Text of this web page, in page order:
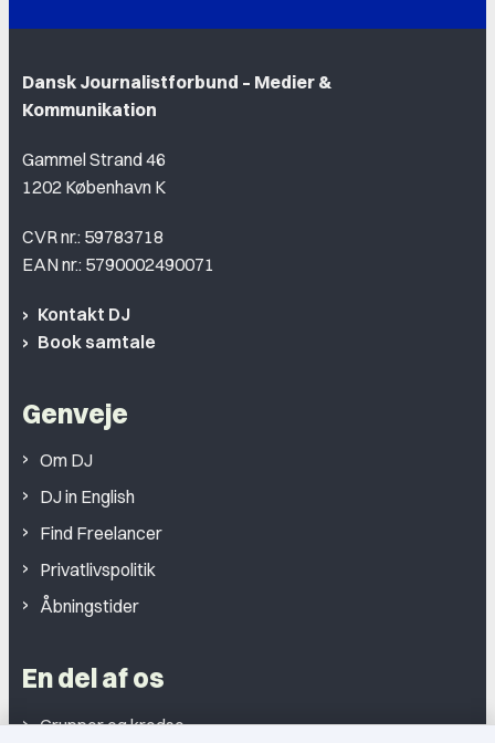
Dansk Journalistforbund – Medier &
Kommunikation
Gammel Strand 46
1202 København K
CVR nr.: 59783718
EAN nr.: 5790002490071
Kontakt DJ
Book samtale
Genveje
Om DJ
DJ in English
Find Freelancer
Privatlivspolitik
Åbningstider
En del af os
Grupper og kredse